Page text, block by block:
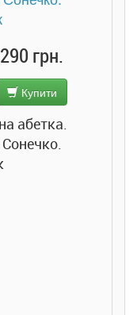
290 грн.
Купити
абетка.
Сонечко.